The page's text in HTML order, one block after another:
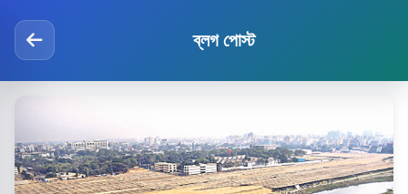
ব্লগ পোস্ট